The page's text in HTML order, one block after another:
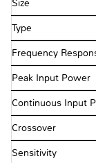
Size
Type
Frequency
Peak Input Power
Continuous Input
Crossover
Sensitivity